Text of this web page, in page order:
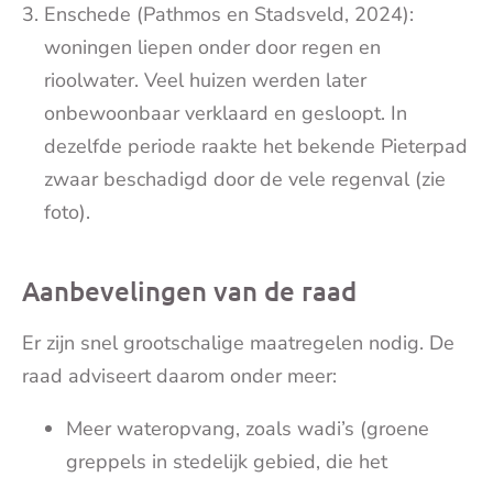
Enschede (Pathmos en Stadsveld, 2024):
woningen liepen onder door regen en
rioolwater. Veel huizen werden later
onbewoonbaar verklaard en gesloopt. In
dezelfde periode raakte het bekende Pieterpad
zwaar beschadigd door de vele regenval (zie
foto).
Aanbevelingen van de raad
Er zijn snel grootschalige maatregelen nodig. De
raad adviseert daarom onder meer:
Meer wateropvang, zoals wadi’s (groene
greppels in stedelijk gebied, die het